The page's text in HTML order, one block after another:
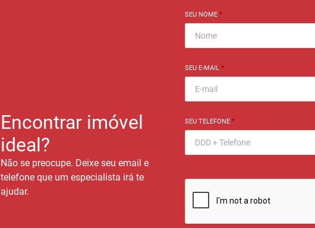
Encontrar imóvel
ideal?
Não se preocupe. Deixe seu email e
telefone que um especialista irá te
ajudar.
SEU NOME *
SEU E-MAIL *
SEU TELEFONE *